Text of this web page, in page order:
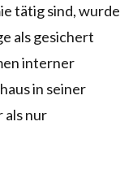
tätig sind, wurde
als gesichert
interner
in seiner
als nur